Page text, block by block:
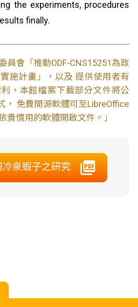
the experiments, procedures
finally.
員會「推動ODF-CNS15251為政
施計畫」，以及 提供使用者有
，本館檔案下載部分文件將公
， 免費開源軟體可至LibreOffice
貴慣用的軟體開啟文件。」
泉蝦子之研究